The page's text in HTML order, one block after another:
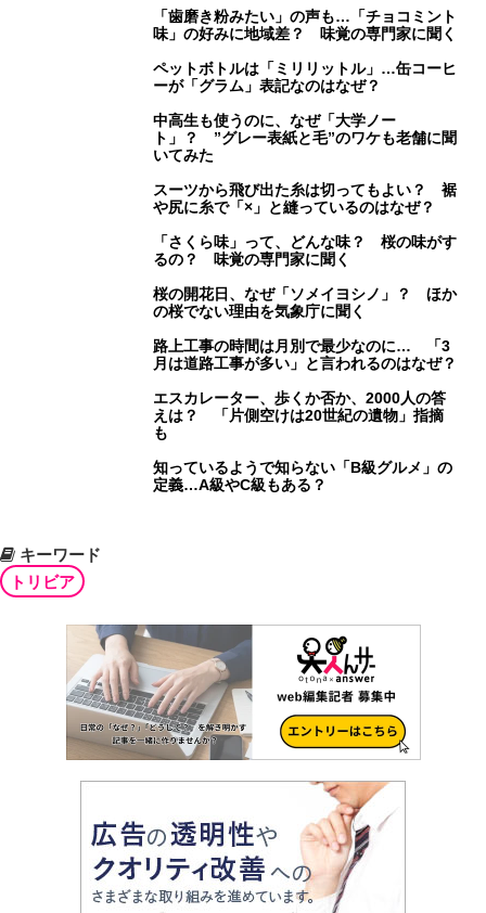
「歯磨き粉みたい」の声も…「チョコミント
味」の好みに地域差？ 味覚の専門家に聞く
ペットボトルは「ミリリットル」…缶コーヒ
ーが「グラム」表記なのはなぜ？
中高生も使うのに、なぜ「大学ノー
ト」？ ”グレー表紙と毛”のワケも老舗に聞
いてみた
スーツから飛び出た糸は切ってもよい？ 裾
や尻に糸で「×」と縫っているのはなぜ？
「さくら味」って、どんな味？ 桜の味がす
るの？ 味覚の専門家に聞く
桜の開花日、なぜ「ソメイヨシノ」？ ほか
の桜でない理由を気象庁に聞く
路上工事の時間は月別で最少なのに… 「3
月は道路工事が多い」と言われるのはなぜ？
エスカレーター、歩くか否か、2000人の答
えは？ 「片側空けは20世紀の遺物」指摘
も
知っているようで知らない「B級グルメ」の
定義…A級やC級もある？
キーワード
トリビア